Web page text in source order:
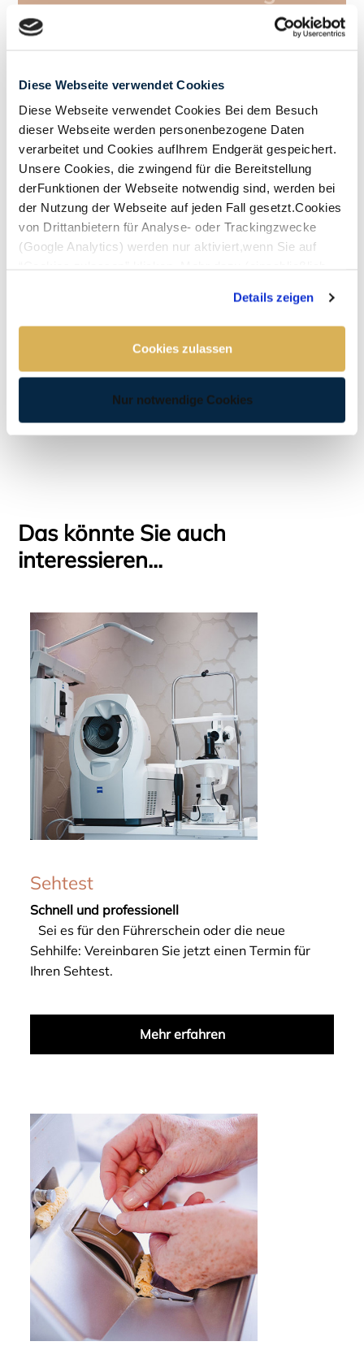
Diese Webseite verwendet Cookies
Diese Webseite verwendet Cookies Bei dem Besuch
dieser Webseite werden personenbezogene Daten
verarbeitet und Cookies aufIhrem Endgerät gespeichert.
Unsere Cookies, die zwingend für die Bereitstellung
derFunktionen der Webseite notwendig sind, werden bei
der Nutzung der Webseite auf jeden Fall gesetzt.Cookies
von Drittanbietern für Analyse- oder Trackingzwecke
(Google Analytics) werden nur aktiviert,wenn Sie auf
Datenschutzerklärung—
Impressum.
Details zeigen
Cookies zulassen
Nur notwendige Cookies
auch für Ihre Kontaktlinsen
Gerätetechnologien von ZEISS. Das
Spaltlampenmikroskop ermöglicht uns
den Aufbau der Augen und des
Tränenfilms genau zu beurteilen, was für
die Auswahl des Materials der Linse
besonders wichtig ist, denn nicht jede
Linse passt zu allen
Zusammensetzungen der
Tränenflüssigkeit.
Ihres Auges und untersuchen den
vorderen Bereich auf eventuelle
Einschränkungen, um die Größe der Linse
Das könnte Sie auch
interessieren...
Sehtest
Schnell und professionell
Sei es für den Führerschein oder die neue
Sehhilfe: Vereinbaren Sie jetzt einen Termin für
Ihren Sehtest.
Mehr erfahren